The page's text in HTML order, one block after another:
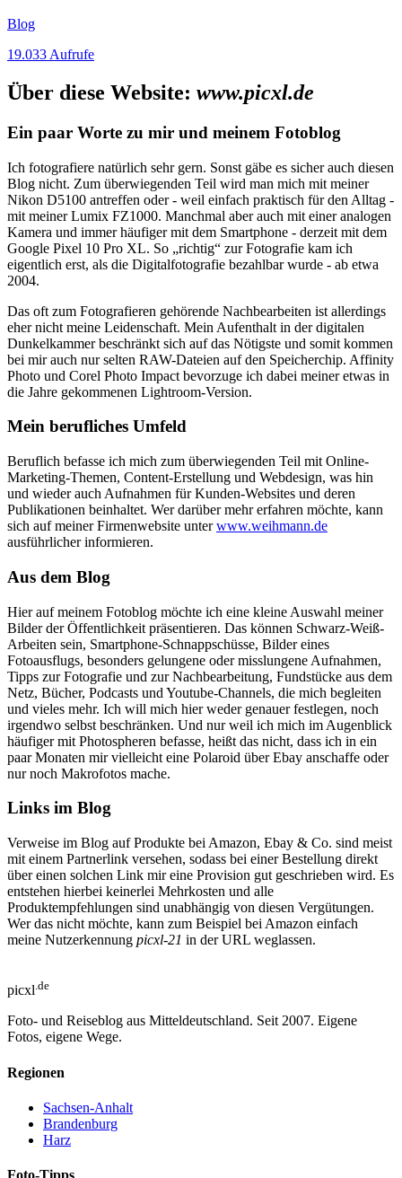
Blog
19.033 Aufrufe
Über diese Website: www.picxl.de
Ein paar Worte zu mir und meinem Fotoblog
Ich fotografiere natürlich sehr gern. Sonst gäbe es sicher auch diesen
Blog nicht. Zum überwiegenden Teil wird man mich mit meiner
Nikon D5100 antreffen oder - weil einfach praktisch für den Alltag -
mit meiner Lumix FZ1000. Manchmal aber auch mit einer analogen
Kamera und immer häufiger mit dem Smartphone - derzeit mit dem
Google Pixel 10 Pro XL. So „richtig“ zur Fotografie kam ich
eigentlich erst, als die Digitalfotografie bezahlbar wurde - ab etwa
2004.
Das oft zum Fotografieren gehörende Nachbearbeiten ist allerdings
eher nicht meine Leidenschaft. Mein Aufenthalt in der digitalen
Dunkelkammer beschränkt sich auf das Nötigste und somit kommen
bei mir auch nur selten RAW-Dateien auf den Speicherchip. Affinity
Photo und Corel Photo Impact bevorzuge ich dabei meiner etwas in
die Jahre gekommenen Lightroom-Version.
Mein berufliches Umfeld
Beruflich befasse ich mich zum überwiegenden Teil mit Online-
Marketing-Themen, Content-Erstellung und Webdesign, was hin
und wieder auch Aufnahmen für Kunden-Websites und deren
Publikationen beinhaltet. Wer darüber mehr erfahren möchte, kann
sich auf meiner Firmenwebsite unterwww.weihmann.de
ausführlicher informieren.
Aus dem Blog
Hier auf meinem Fotoblog möchte ich eine kleine Auswahl meiner
Bilder der Öffentlichkeit präsentieren. Das können Schwarz-Weiß-
Arbeiten sein, Smartphone-Schnappschüsse, Bilder eines
Fotoausflugs, besonders gelungene oder misslungene Aufnahmen,
Tipps zur Fotografie und zur Nachbearbeitung, Fundstücke aus dem
Netz, Bücher, Podcasts und Youtube-Channels, die mich begleiten
und vieles mehr. Ich will mich hier weder genauer festlegen, noch
irgendwo selbst beschränken. Und nur weil ich mich im Augenblick
häufiger mit Photospheren befasse, heißt das nicht, dass ich in ein
paar Monaten mir vielleicht eine Polaroid über Ebay anschaffe oder
nur noch Makrofotos mache.
Links im Blog
Verweise im Blog auf Produkte bei Amazon, Ebay & Co. sind meist
mit einem Partnerlink versehen, sodass bei einer Bestellung direkt
über einen solchen Link mir eine Provision gut geschrieben wird. Es
entstehen hierbei keinerlei Mehrkosten und alle
Produktempfehlungen sind unabhängig von diesen Vergütungen.
Wer das nicht möchte, kann zum Beispiel bei Amazon einfach
meine Nutzerkennung picxl-21 in der URL weglassen.
picxl .de
Foto- und Reiseblog aus Mitteldeutschland. Seit 2007. Eigene
Fotos, eigene Wege.
Regionen
Sachsen-Anhalt
Brandenburg
Harz